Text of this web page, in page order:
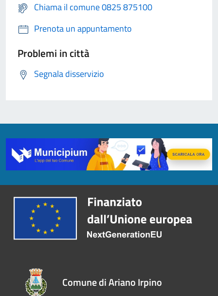
Chiama il comune 0825 875100
Prenota un appuntamento
Problemi in città
Segnala disservizio
Comune di Ariano Irpino